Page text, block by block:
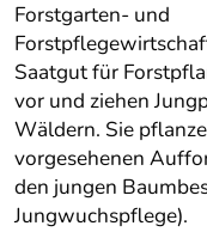
Forstgarten- und
Saatgut für
vor und ziehen
Wäldern. Sie
vorgesehenen
den jungen
Jungwuchspflege).